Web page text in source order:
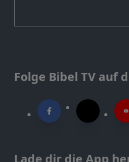
Folge Bibel TV auf